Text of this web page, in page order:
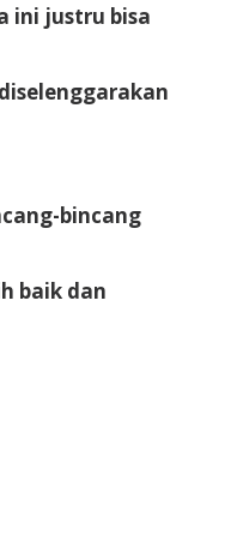
ini justru bisa
bincang
baik dan